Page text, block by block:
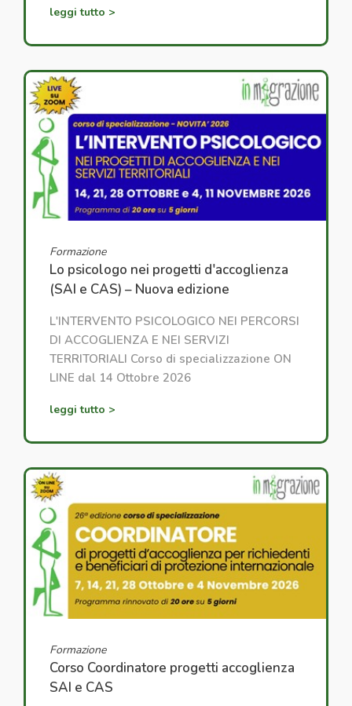
leggi tutto >
Formazione
Lo psicologo nei progetti d'accoglienza
(SAI e CAS) – Nuova edizione
L'INTERVENTO PSICOLOGICO NEI PERCORSI
DI ACCOGLIENZA E NEI SERVIZI
TERRITORIALI Corso di specializzazione ON
LINE dal 14 Ottobre 2026
leggi tutto >
Formazione
Corso Coordinatore progetti accoglienza
SAI e CAS